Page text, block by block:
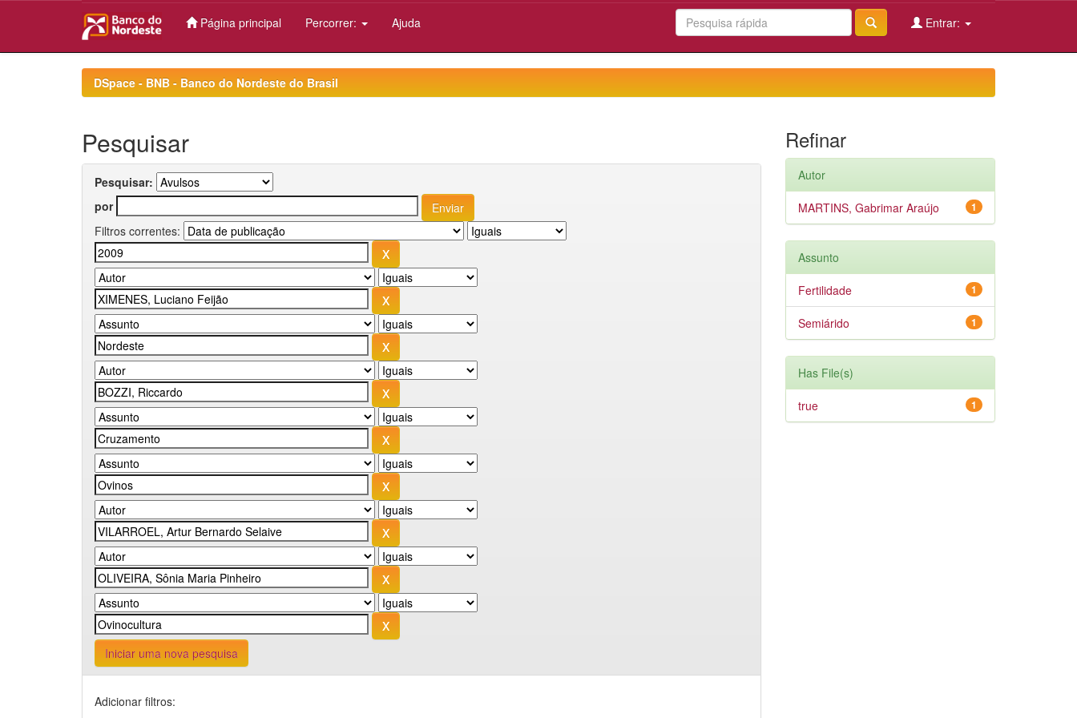
Página principal Percorrer: Ajuda Entrar:
DSpace - BNB - Banco do Nordeste do Brasil
Pesquisar
Pesquisar:
por
Filtros correntes:
Iniciar uma nova pesquisa
Adicionar filtros:
Refinar
Autor
1
MARTINS, Gabrimar Araújo
Assunto
1
Fertilidade
1
Semiárido
Has File(s)
1
true